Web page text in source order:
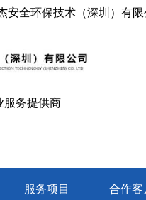
安全环保技术（深圳）有
服务提供商
服务项目 合作客